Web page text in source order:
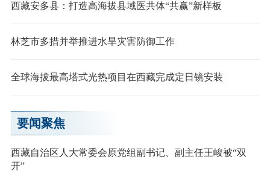
西藏安多县：打造高海拔县域医共体“共赢”新样板
林芝市多措并举推进水旱灾害防御工作
全球海拔最高塔式光热项目在西藏完成定日镜安装
要闻聚焦
西藏自治区人大常委会原党组副书记、副主任王峻被“双
开”